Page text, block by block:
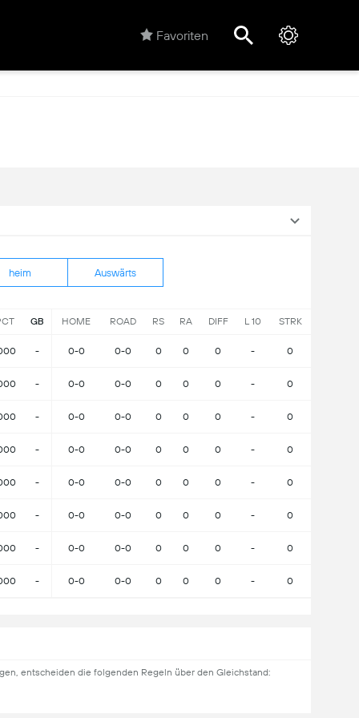
Favoriten
heim Auswärts
GB HOME ROAD RS RA DIFF L 10 STRK
- 0-0 0-0 0 0 0 - 0
- 0-0 0-0 0 0 0 - 0
- 0-0 0-0 0 0 0 - 0
- 0-0 0-0 0 0 0 - 0
- 0-0 0-0 0 0 0 - 0
- 0-0 0-0 0 0 0 - 0
- 0-0 0-0 0 0 0 - 0
- 0-0 0-0 0 0 0 - 0
entscheiden die folgenden Regeln über den Gleichstand: